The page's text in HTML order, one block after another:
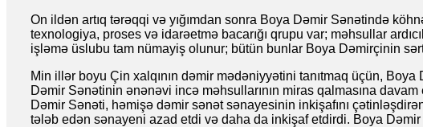
On ildən artıq tərəqqi və yığımdan sonra Boya Dəmir Sənətində
texnologiya, proses və idarəetmə bacarığı qrupu var; məhsullar
işləmə üslubu tam nümayiş olunur; bütün bunlar Boya Dəmirçinin
Min illər boyu Çin xalqının dəmir mədəniyyətini tanıtmaq üçün,
Dəmir Sənətinin ənənəvi incə məhsullarının miras qalmasına
Dəmir Sənəti, həmişə dəmir sənət sənayesinin inkişafını
tələb edən sənayeni azad etdi və daha da inkişaf etdirdi. Boya Dəmir